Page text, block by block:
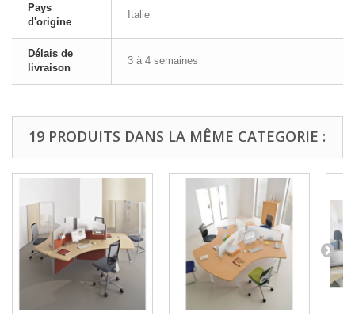
Pays
d'origine
Italie
Délais de
livraison
3 à 4 semaines
19 PRODUITS DANS LA MÊME CATEGORIE :